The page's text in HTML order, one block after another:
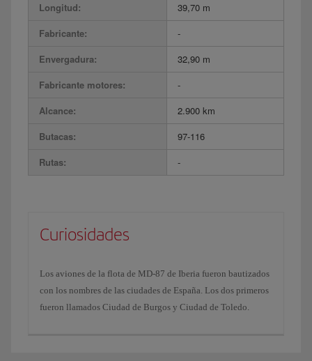
Longitud:
39,70 m
Fabricante:
-
Envergadura:
32,90 m
Fabricante motores:
-
Alcance:
2.900 km
Butacas:
97-116
Rutas:
-
Curiosidades
Los aviones de la flota de MD-87 de Iberia fueron bautizados
con los nombres de las ciudades de España. Los dos primeros
fueron llamados Ciudad de Burgos y Ciudad de Toledo.